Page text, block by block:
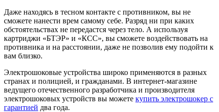
Даже находясь в тесном контакте с противником, вы не
сможете нанести врем самому себе. Разряд ни при каких
обстоятельствах не передастся через тело. А используя
картриджи «БТЭР» и «КСС», вы сможете воздействовать на
противника и на расстоянии, даже не позволив ему подойти к
вам близко.
Электрошоковые устройства широко применяются в разных
странах и полицией, и гражданами. В интернет-магазине
ведущего отечественного разработчика и производителя
электрошоковых устройств вы можете купить электрошокер с
гарантией два года.